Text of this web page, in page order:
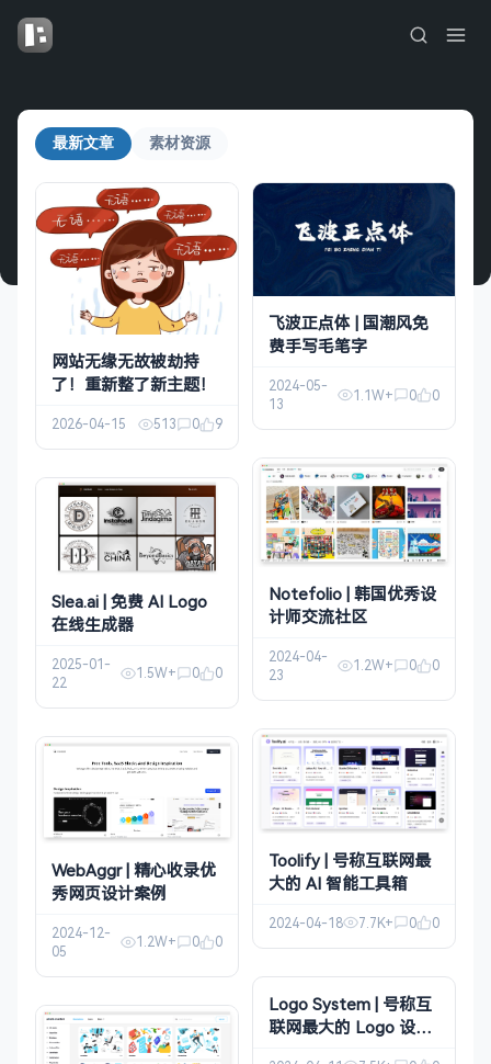
最新文章 素材资源
网站无缘无故被劫持
了！重新整了新主题！
2026-04-15 513 0 9
Slea.ai | 免费 AI Logo
在线生成器
2025-01-
22
1.5W+ 0 0
WebAggr | 精心收录优
秀网页设计案例
2024-12-
05
1.2W+ 0 0
飞波正点体 | 国潮风免
费手写毛笔字
2024-05-
13
1.1W+ 0 0
Notefolio | 韩国优秀设
计师交流社区
2024-04-
23
1.2W+ 0 0
Toolify | 号称互联网最
大的 AI 智能工具箱
2024-04-18 7.7K+ 0 0
Logo System | 号称互
联网最大的 Logo 设计